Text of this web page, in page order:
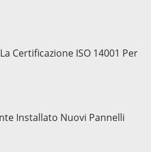
Certificazione ISO 14001 Per
Installato Nuovi Pannelli